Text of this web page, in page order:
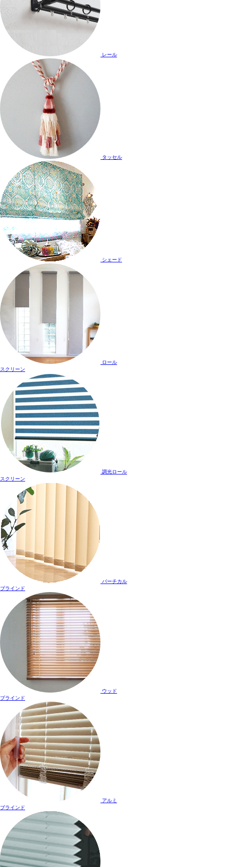
レール
タッセル
シェード
ロール
スクリーン
調光ロール
スクリーン
バーチカル
ブラインド
ウッド
ブラインド
アルミ
ブラインド